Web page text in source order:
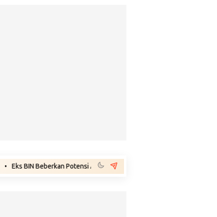
Beberkan Potensi Adanya Gejolak Agustus 2026: Masuk Fase Krisis,